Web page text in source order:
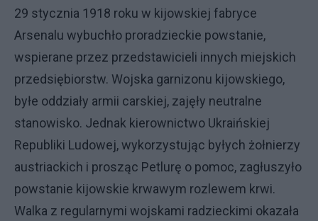
29 stycznia 1918 roku w kijowskiej fabryce
Arsenalu wybuchło proradzieckie powstanie,
wspierane przez przedstawicieli innych miejskich
przedsiębiorstw. Wojska garnizonu kijowskiego,
byłe oddziały armii carskiej, zajęły neutralne
stanowisko. Jednak kierownictwo Ukraińskiej
Republiki Ludowej, wykorzystując byłych żołnierzy
austriackich i prosząc Petlurę o pomoc, zagłuszyło
powstanie kijowskie krwawym rozlewem krwi.
Walka z regularnymi wojskami radzieckimi okazała